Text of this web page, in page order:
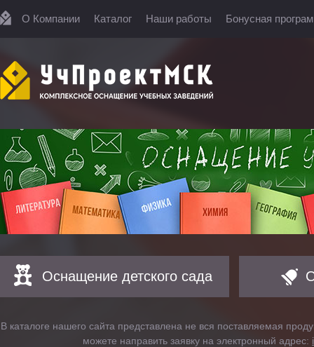
О Компании Каталог Наши работы Бонусная
Оснащение детского сада
В каталоге нашего сайта представлена не вся поставляемая
можете направить заявку на электронный адрес: